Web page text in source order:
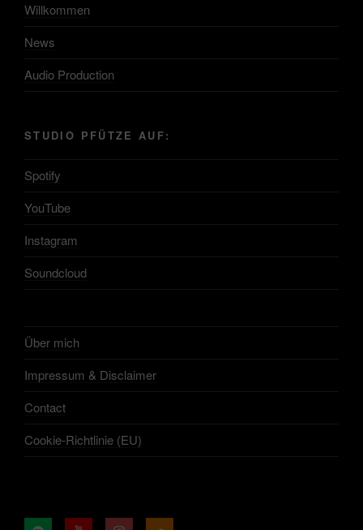
Willkommen
News
Audio Production
STUDIO PFÜTZE AUF:
Spotify
YouTube
Instagram
Soundcloud
Über mich
Impressum & Disclaimer
Contact
Cookie-Richtlinie (EU)